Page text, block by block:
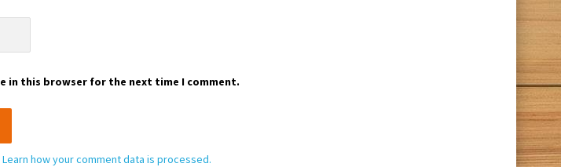
in this browser for the next time I comment.
Learn how your comment data is processed.